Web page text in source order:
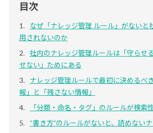
目次
なぜ「ナレッジ管理 ルール」がないと
用されないのか
社内のナレッジ管理ルールは「守らせ
せない」ためにある
ナレッジ管理ルールで最初に決めるべ
報」と「残さない情報」
「分類・命名・タグ」のルールが検索
“書き方”のルールがないと、読めない